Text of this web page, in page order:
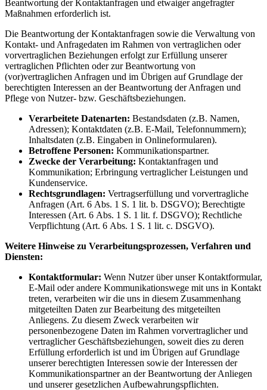
Beantwortung der Kontaktanfragen und etwaiger angefragter
Maßnahmen erforderlich ist.
Die Beantwortung der Kontaktanfragen sowie die Verwaltung von
Kontakt- und Anfragedaten im Rahmen von vertraglichen oder
vorvertraglichen Beziehungen erfolgt zur Erfüllung unserer
vertraglichen Pflichten oder zur Beantwortung von
(vor)vertraglichen Anfragen und im Übrigen auf Grundlage der
berechtigten Interessen an der Beantwortung der Anfragen und
Pflege von Nutzer- bzw. Geschäftsbeziehungen.
Verarbeitete Datenarten: Bestandsdaten (z.B. Namen,
Adressen); Kontaktdaten (z.B. E‑Mail, Telefonnummern);
Inhaltsdaten (z.B. Eingaben in Onlineformularen).
Betroffene Personen: Kommunikationspartner.
Zwecke der Verarbeitung: Kontaktanfragen und
Kommunikation; Erbringung vertraglicher Leistungen und
Kundenservice.
Rechtsgrundlagen: Vertragserfüllung und vorvertragliche
Anfragen (Art. 6 Abs. 1 S. 1 lit. b. DSGVO); Berechtigte
Interessen (Art. 6 Abs. 1 S. 1 lit. f. DSGVO); Rechtliche
Verpflichtung (Art. 6 Abs. 1 S. 1 lit. c. DSGVO).
Weitere Hinweise zu Verarbeitungsprozessen, Verfahren und
Diensten:
Kontaktformular: Wenn Nutzer über unser Kontaktformular,
E‑Mail oder andere Kommunikationswege mit uns in Kontakt
treten, verarbeiten wir die uns in diesem Zusammenhang
mitgeteilten Daten zur Bearbeitung des mitgeteilten
Anliegens. Zu diesem Zweck verarbeiten wir
personenbezogene Daten im Rahmen vorvertraglicher und
vertraglicher Geschäftsbeziehungen, soweit dies zu deren
Erfüllung erforderlich ist und im Übrigen auf Grundlage
unserer berechtigten Interessen sowie der Interessen der
Kommunikationspartner an der Beantwortung der Anliegen
und unserer gesetzlichen Aufbewahrungspflichten.